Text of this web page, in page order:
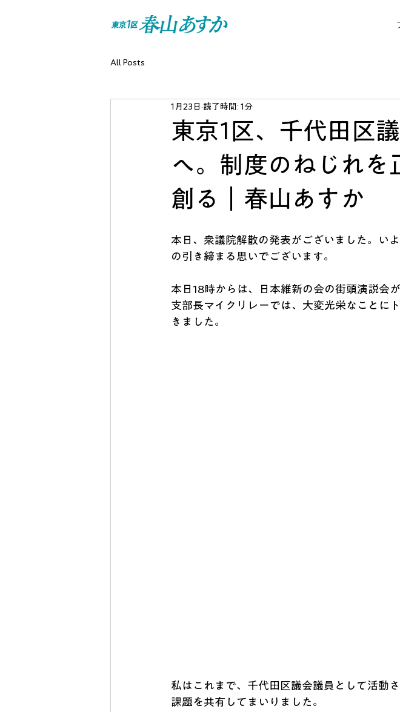
All Posts
東京1区、千代田区
へ。制度のねじれを
創る｜春山あすか
1月23日 読了時間: 1分
本日、衆議院解散の発表がございました。い
の引き締まる思いでございます。
本日18時からは、日本維新の会の街頭演説会
支部長マイクリレーでは、大変光栄なことに
きました。
私はこれまで、千代田区議会議員として活動
課題を共有してまいりました。